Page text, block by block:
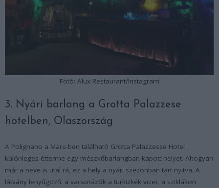
Fotó: Alux Restaurant/Instagram
3. Nyári barlang a Grotta Palazzese
hotelben, Olaszország
A Polignano a Mare-ben található Grotta Palazzesse Hotel
különleges étterme egy mészkőbarlangban kapott helyet. Ahogyan
már a neve is utal rá, ez a hely a nyári szezonban tart nyitva. A
látvány lenyűgöző: a vacsorázók a türkizkék vizet, a sziklákon